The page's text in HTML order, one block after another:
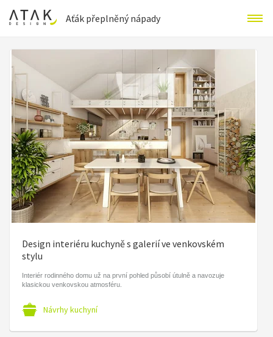
Aťák přeplněný nápady
Design interiéru kuchyně s galerií ve venkovském
stylu
Interiér rodinného domu už na první pohled působí útulně a navozuje
klasickou venkovskou atmosféru.
Návrhy kuchyní